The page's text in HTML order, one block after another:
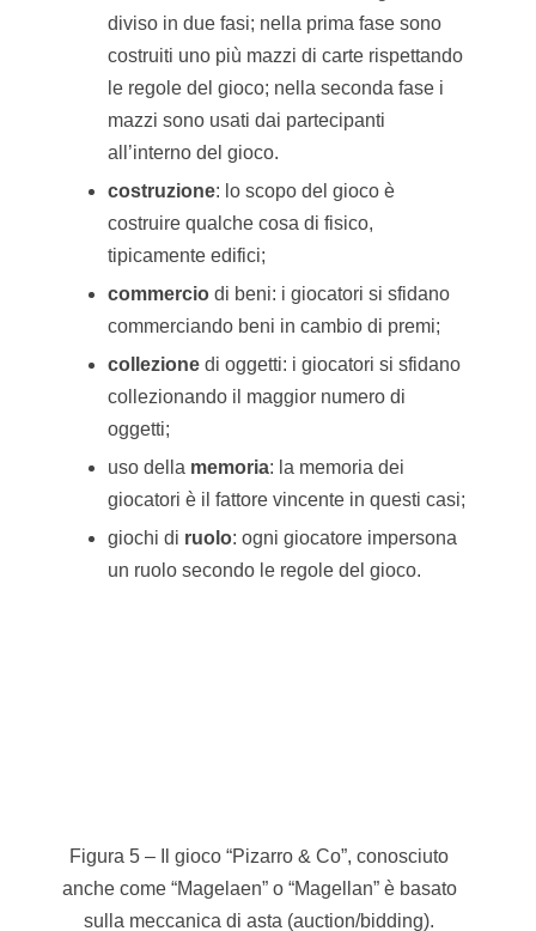
Figura 5 – Il gioco “Pizarro & Co”, conosciuto
anche come “Magelaen” o “Magellan” è basato
sulla meccanica di asta (auction/bidding).
Quelle appena citate sono solo alcune delle
principali meccaniche di gioco, ma ce ne sono
molte altre, che forse avete vissuto in prima
persona:
plance modulari che si costruiscono
durante il gioco e sulle quali ci si muove;
riconoscimento di pattern;
creare con carta, forbici e colla
scelta nascosta delle strategie;
simulazione;
possedere azioni (di borsa) e valuta;
imparare dai propri errori.